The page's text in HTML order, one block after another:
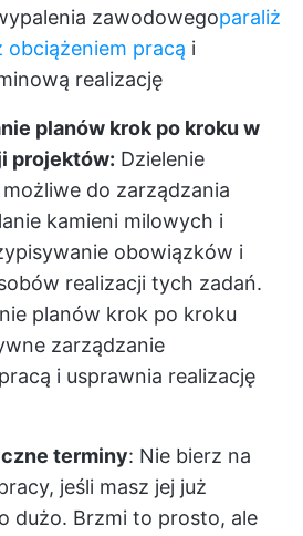
zawodowegoparaliż
obciążeniem pracą i
realizację
planów krok po kroku w
projektów: Dzielenie
do zarządzania
kamieni milowych i
obowiązków i
realizacji tych zadań.
planów krok po kroku
zarządzanie
i usprawnia realizację
terminy: Nie bierz na
jeśli masz jej już
dużo. Brzmi to prosto, ale